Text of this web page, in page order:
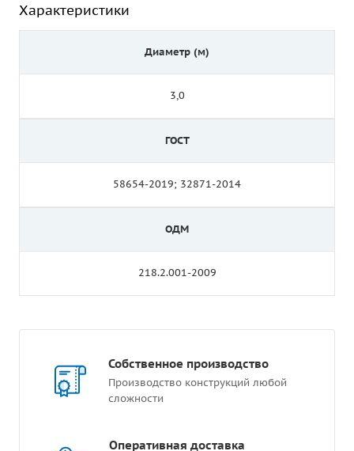
Характеристики
Диаметр (м)
3,0
ГОСТ
58654-2019; 32871-2014
ОДМ
218.2.001-2009
Собственное производство
Производство конструкций любой
сложности
Оперативная доставка